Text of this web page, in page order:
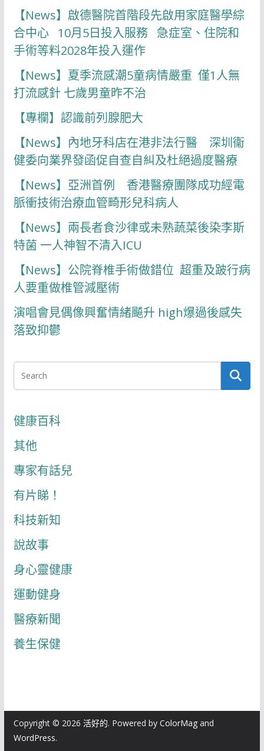
【News】啟德醫院首階段先啟用家庭醫學綜
合中心 10月5日投入服務 急症室、住院和
手術等料2028年投入運作
【News】夏季流感潮5童病情嚴重 僅1人無
打流感針 七歲男童昨不治
【專欄】認識前列腺肥大
【News】內地牙科店在港非法行醫 深圳衞
健委向業界發函促自查自糾及杜絕過度醫療
【News】亞洲首例 香港醫療團隊成功經電
脈衝技術治療血管畸形兒科病人
【News】兩長者食沙律或未熟蔬菜後染李斯
特菌 一人神智不清入ICU
【News】公院脊椎手術做錯位 超重及跛行病
人要重做椎管減壓術
演唱會見偶像興奮情緒飇升 high爆過後感失
落致抑鬱
健康百科
其他
專家有話兒
有片睇！
科技新知
說故事
身心靈健康
運動健身
醫療新聞
養生保健
Copyright © 2026 活好的. Powered by ColorMagand
WordPress.